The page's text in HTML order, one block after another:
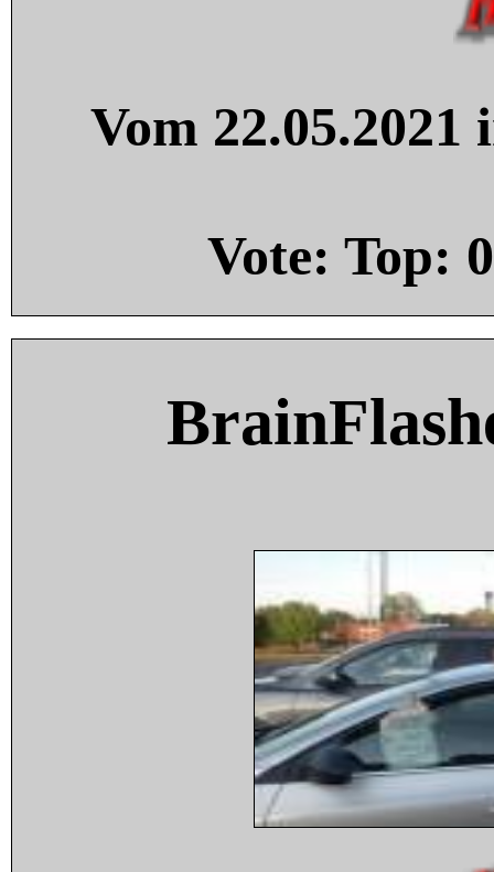
Vom
Vote: Top: 0